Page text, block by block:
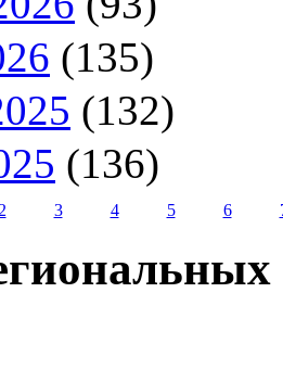
(135)
(132)
(136)
2 3 4 5 6